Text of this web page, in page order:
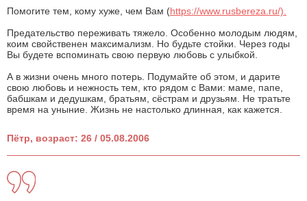
Помогите тем, кому хуже, чем Вам (https://www.rusbereza.ru/).
Предательство переживать тяжело. Особенно молодым людям,
коим свойственен максимализм. Но будьте стойки. Через годы
Вы будете вспоминать свою первую любовь с улыбкой.
А в жизни очень много потерь. Подумайте об этом, и дарите
свою любовь и нежность тем, кто рядом с Вами: маме, папе,
бабшкам и дедушкам, братьям, сёстрам и друзьям. Не тратьте
время на уныние. Жизнь не настолько длинная, как кажется.
Пётр, возраст: 26 / 05.08.2006